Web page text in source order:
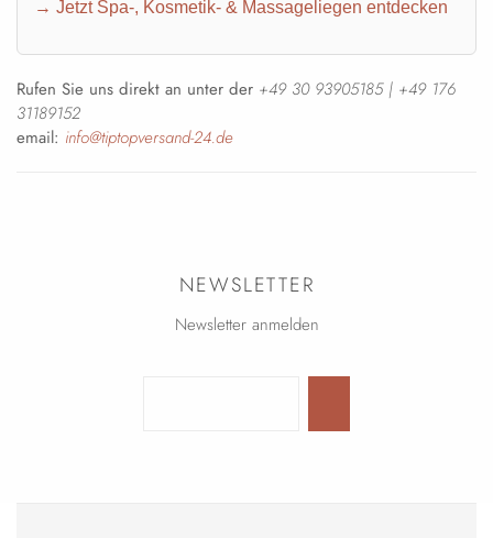
→ Jetzt Spa-, Kosmetik- & Massageliegen entdecken
Rufen Sie uns direkt an unter der +49 30 93905185 | +49 176
31189152
email: info@tiptopversand-24.de
NEWSLETTER
Newsletter anmelden